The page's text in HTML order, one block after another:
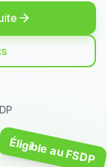
Éligible au FSDP